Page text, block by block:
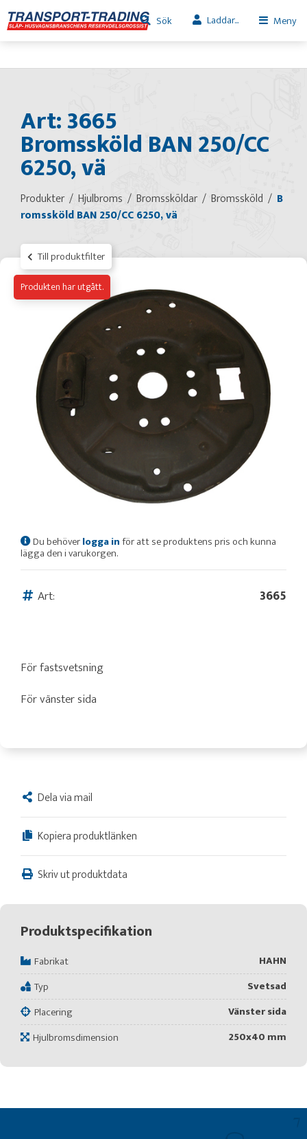
Sök Laddar... Meny
Art: 3665
Bromssköld BAN 250/CC
6250, vä
Produkter Hjulbroms Bromssköldar Bromssköld
B
romssköld BAN 250/CC 6250, vä
Till produktfilter
Produkten har utgått.
Du behöverlogga inför att se produktens pris och kunna
lägga den i varukorgen.
Art: 3665
För fastsvetsning
För vänster sida
Dela via mail
Kopiera produktlänken
Skriv ut produktdata
Produktspecifikation
Fabrikat
HAHN
Typ
Svetsad
Placering
Vänster sida
Hjulbromsdimension
250x40 mm